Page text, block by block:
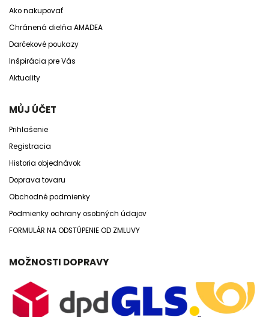
Ako nakupovať
Chránená dielňa AMADEA
Darčekové poukazy
Inšpirácia pre Vás
Aktuality
MŮJ ÚČET
Prihlašenie
Registracia
Historia objednávok
Doprava tovaru
Obchodné podmienky
Podmienky ochrany osobných údajov
FORMULÁR NA ODSTÚPENIE OD ZMLUVY
MOŽNOSTI DOPRAVY